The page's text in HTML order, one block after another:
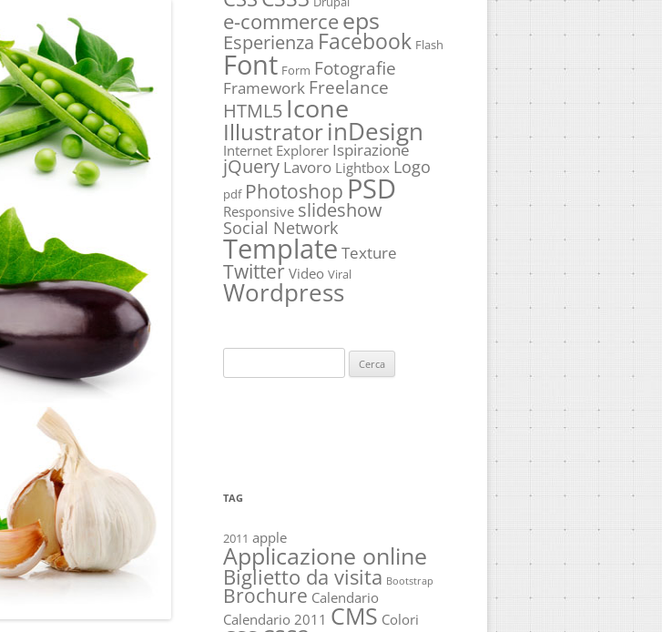
e-commerceeps
Esperienza Facebook Flash
Font Form Fotografie
Framework Freelance
HTML5 Icone
IllustratorinDesign
Internet Explorer Ispirazione
jQuery Lavoro Lightbox Logo
pdf PhotoshopPSD
Responsive slideshow
Social Network
Template Texture
TwitterVideo Viral
Wordpress
per:
TAG
2011 apple
Applicazione online
Biglietto da visita Bootstrap
Brochure Calendario
Calendario 2011 CMS Colori